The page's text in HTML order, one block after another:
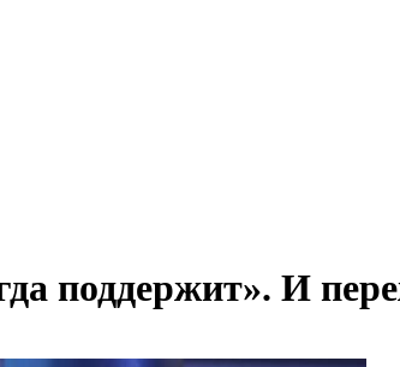
поддержит». И